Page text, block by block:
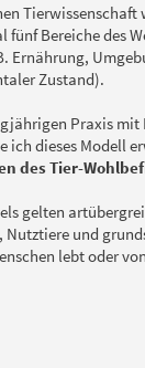
Tierwissenschaft
fünf Bereiche des
Ernährung,
Zustand).
Praxis mit
ich dieses Modell
des Tier-
gelten
Nutztiere und
lebt oder